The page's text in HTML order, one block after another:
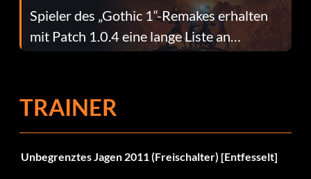
Spieler des „Gothic 1“-Remakes erhalten
mit Patch 1.0.4 eine lange Liste an
Fehlerbehebungen
TRAINER
Unbegrenztes Jagen 2011 (Freischalter) [Entfesselt]